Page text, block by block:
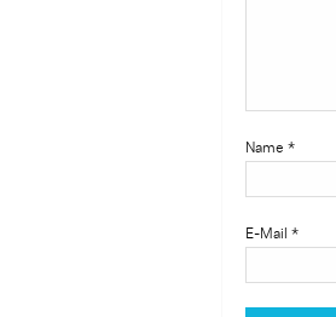
Name *
E-Mail *